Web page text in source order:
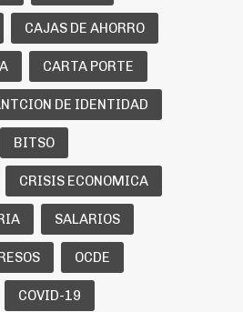
CAJAS DE AHORRO
CARTA PORTE
DE IDENTIDAD
BITSO
CRISIS ECONOMICA
SALARIOS
OCDE
COVID-19